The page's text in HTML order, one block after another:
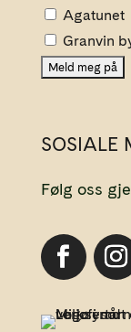
Agatunet
Granvin
SOSIALE
Følg oss